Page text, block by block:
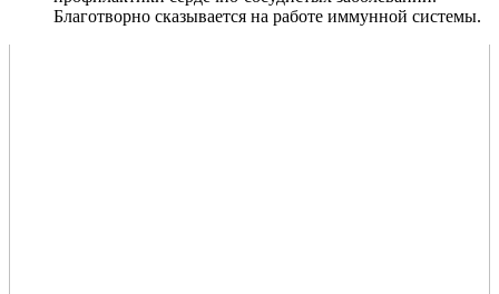
Благотворно сказывается на работе иммунной системы.